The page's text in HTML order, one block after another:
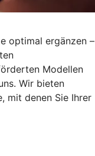
optimal ergänzen –
Modellen
Wir bieten
mit denen Sie Ihrer